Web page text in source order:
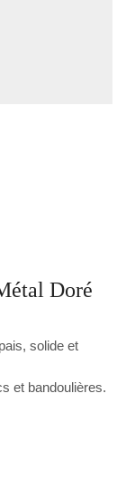
Doré
solide et
et bandoulières.